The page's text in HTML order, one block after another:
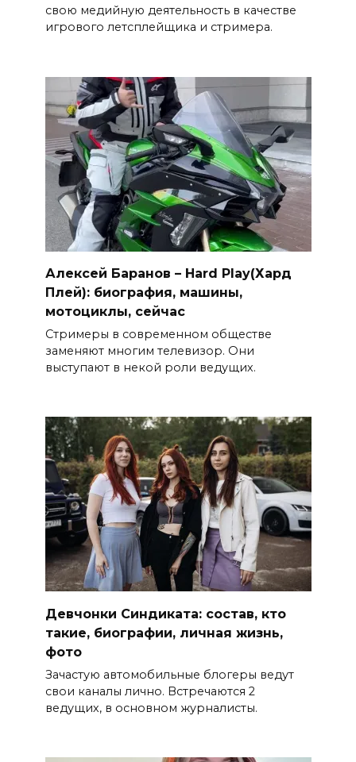
свою медийную деятельность в качестве
игрового летсплейщика и стримера.
Алексей Баранов – Hard Play(Хард
Плей): биография, машины,
мотоциклы, сейчас
Стримеры в современном обществе
заменяют многим телевизор. Они
выступают в некой роли ведущих.
Девчонки Синдиката: состав, кто
такие, биографии, личная жизнь,
фото
Зачастую автомобильные блогеры ведут
свои каналы лично. Встречаются 2
ведущих, в основном журналисты.